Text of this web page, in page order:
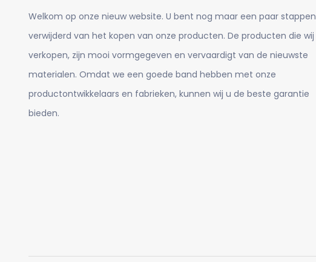
Welkom op onze nieuw website. U bent nog maar een paar stappen
verwijderd van het kopen van onze producten. De producten die wij
verkopen, zijn mooi vormgegeven en vervaardigt van de nieuwste
materialen. Omdat we een goede band hebben met onze
productontwikkelaars en fabrieken, kunnen wij u de beste garantie
bieden.